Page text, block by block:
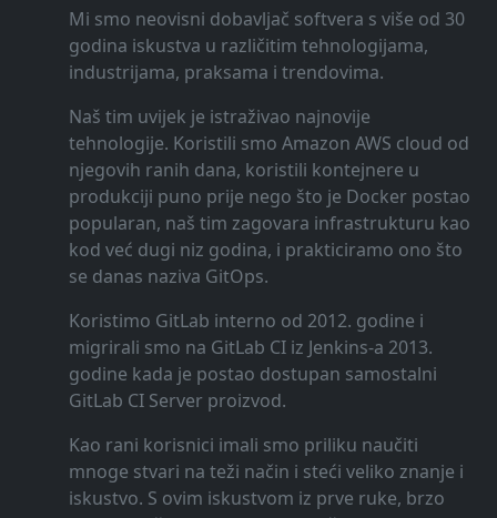
Mi smo neovisni dobavljač softvera s više od 30
godina iskustva u različitim tehnologijama,
industrijama, praksama i trendovima.
Naš tim uvijek je istraživao najnovije
tehnologije. Koristili smo Amazon AWS cloud od
njegovih ranih dana, koristili kontejnere u
produkciji puno prije nego što je Docker postao
popularan, naš tim zagovara infrastrukturu kao
kod već dugi niz godina, i prakticiramo ono što
se danas naziva GitOps.
Koristimo GitLab interno od 2012. godine i
migrirali smo na GitLab CI iz Jenkins-a 2013.
godine kada je postao dostupan samostalni
GitLab CI Server proizvod.
Kao rani korisnici imali smo priliku naučiti
mnoge stvari na teži način i steći veliko znanje i
iskustvo. S ovim iskustvom iz prve ruke, brzo